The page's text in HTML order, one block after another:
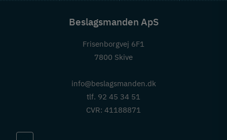
Beslagsmanden ApS
Frisenborgvej 6F1
7800 Skive
info@beslagsmanden.dk
tlf. 92 45 34 51
CVR: 41188871